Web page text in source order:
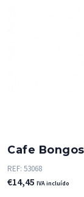
Cafe
REF: 53068
€14,45 IVA incluído